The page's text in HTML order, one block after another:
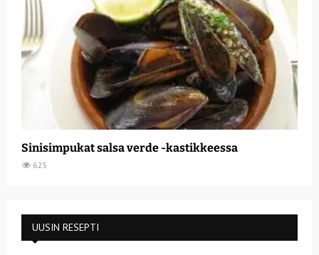
Sinisimpukat salsa verde -kastikkeessa
625
UUSIN RESEPTI